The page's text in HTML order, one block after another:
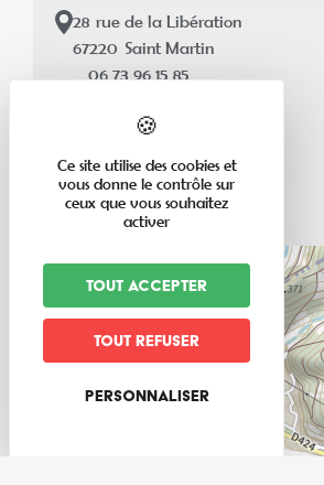
28 rue de la Libération
67220 Saint Martin
06 73 96 15 85
theworldtoday.fr
+
−
Ce site utilise des cookies et
vous donne le contrôle sur
ceux que vous souhaitez
activer
Tout accepter
Tout refuser
Personnaliser